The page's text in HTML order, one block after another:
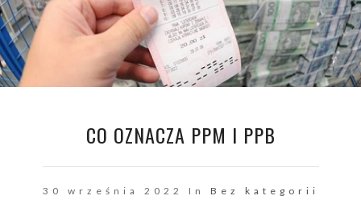
CO OZNACZA PPM I PPB
30 września 2022 In Bez kategorii